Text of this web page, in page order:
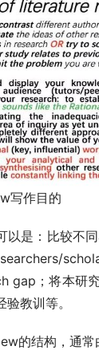
写作目的
以是：比较不
gap；将本研
教训等。
的结构，通常